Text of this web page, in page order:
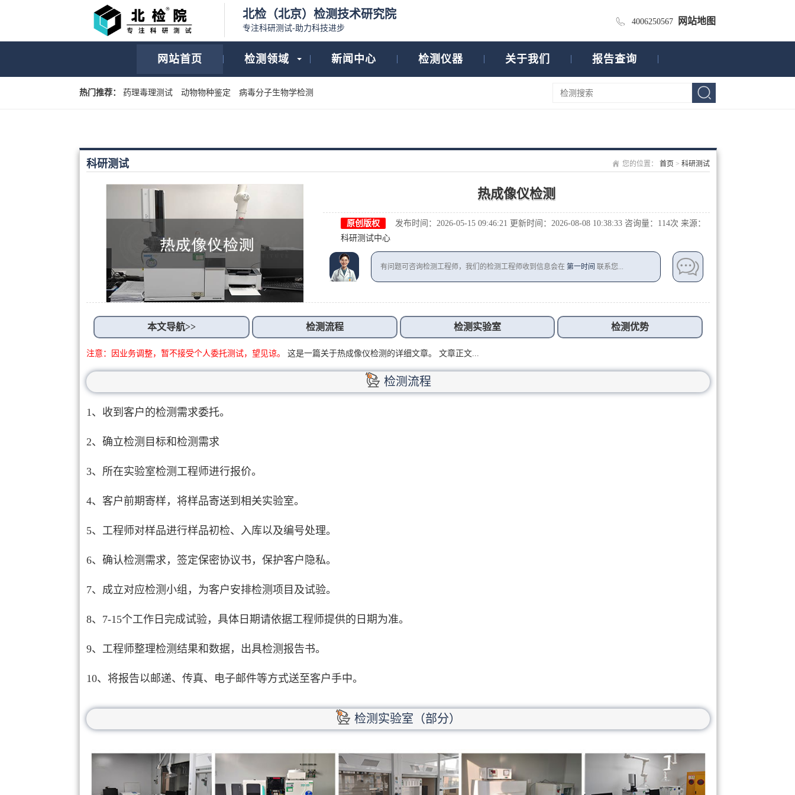
北检（北京）检测技术研究院
专注科研测试-助力科技进步
4006250567 网站地图
网站首页 检测领域 新闻中心 检测仪器 关于我们 报告查询
热门推荐： 药理毒理测试 动物物种鉴定 病毒分子生物学检测
您的位置： 首页> 科研测试
科研测试
热成像仪检测
原创版权 发布时间：2026-05-15 09:46:21 更新时间：2026-08-08 10:38:33 咨询量：1 14次 来源：
科研测试中心
有问题可咨询检测工程师，我们的检测工程师收到信息会在第一时间 联系您...
本文导航>> 检测流程 检测实验室 检测优势
注意：因业务调整，暂不接受个人委托测试，望见谅。 这是一篇关于热成像仪检测的详细文章。 文章正文...
检测流程
1、收到客户的检测需求委托。
2、确立检测目标和检测需求
3、所在实验室检测工程师进行报价。
4、客户前期寄样，将样品寄送到相关实验室。
5、工程师对样品进行样品初检、入库以及编号处理。
6、确认检测需求，签定保密协议书，保护客户隐私。
7、成立对应检测小组，为客户安排检测项目及试验。
8、7-15个工作日完成试验，具体日期请依据工程师提供的日期为准。
9、工程师整理检测结果和数据，出具检测报告书。
10、将报告以邮递、传真、电子邮件等方式送至客户手中。
检测实验室（部分）